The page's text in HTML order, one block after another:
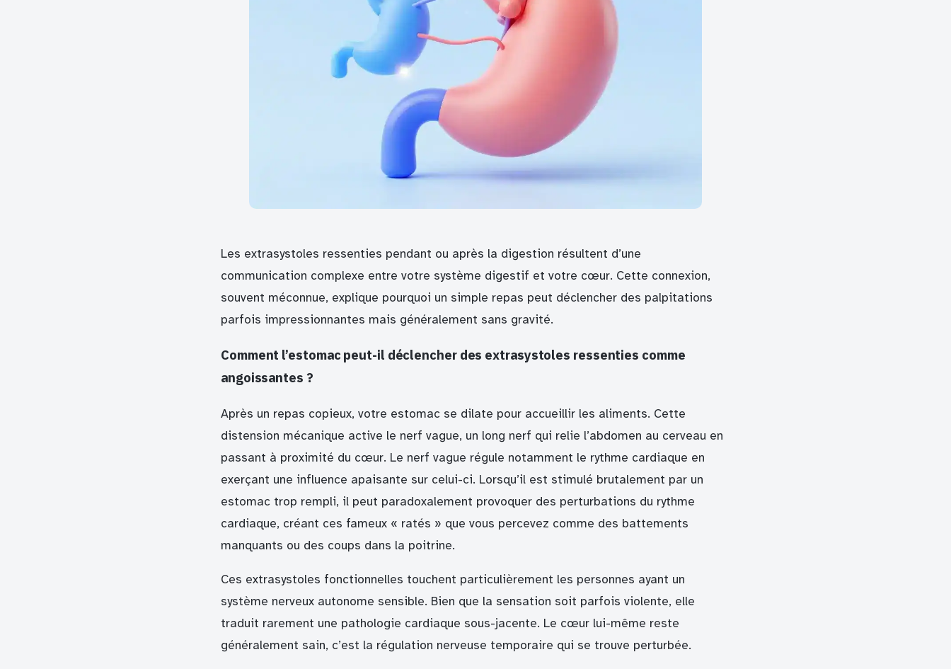
Les extrasystoles ressenties pendant ou après la digestion résultent d’une
communication complexe entre votre système digestif et votre cœur. Cette connexion,
souvent méconnue, explique pourquoi un simple repas peut déclencher des palpitations
parfois impressionnantes mais généralement sans gravité.
Comment l’estomac peut-il déclencher des extrasystoles ressenties comme
angoissantes ?
Après un repas copieux, votre estomac se dilate pour accueillir les aliments. Cette
distension mécanique active le nerf vague, un long nerf qui relie l’abdomen au cerveau en
passant à proximité du cœur. Le nerf vague régule notamment le rythme cardiaque en
exerçant une influence apaisante sur celui-ci. Lorsqu’il est stimulé brutalement par un
estomac trop rempli, il peut paradoxalement provoquer des perturbations du rythme
cardiaque, créant ces fameux « ratés » que vous percevez comme des battements
manquants ou des coups dans la poitrine.
Ces extrasystoles fonctionnelles touchent particulièrement les personnes ayant un
système nerveux autonome sensible. Bien que la sensation soit parfois violente, elle
traduit rarement une pathologie cardiaque sous-jacente. Le cœur lui-même reste
généralement sain, c’est la régulation nerveuse temporaire qui se trouve perturbée.